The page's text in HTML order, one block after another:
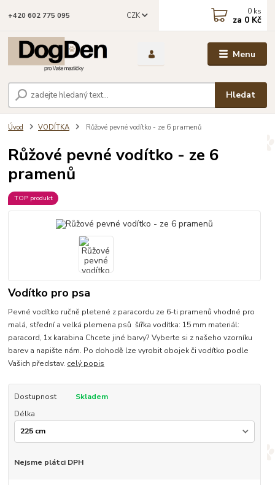
Menu
CZK
Hledat
+420 602 775 095 0 ks
za 0 Kč
Úvod VODÍTKA Růžové pevné vodítko - ze 6 pramenů
Růžové pevné vodítko - ze 6
pramenů
TOP produkt
Vodítko pro psa
Pevné vodítko ručně pletené z paracordu ze 6-ti pramenů vhodné pro
malá, střední a velká plemena psů šířka vodítka: 15 mm materiál:
paracord, 1x karabina Chcete jiné barvy? Vyberte si z našeho vzorníku
barev a napište nám. Po dohodě lze vyrobit obojek či vodítko podle
Vašich představ. celý popis
Dostupnost
Skladem
Délka
Nejsme plátci DPH